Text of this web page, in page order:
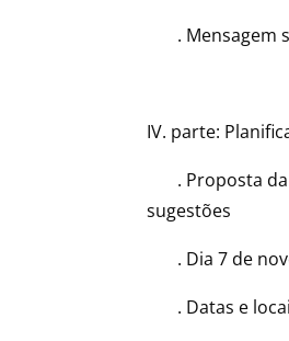
. Mensagem
IV. parte:
. Proposta da
sugestões
. Dia 7 de
. Datas e